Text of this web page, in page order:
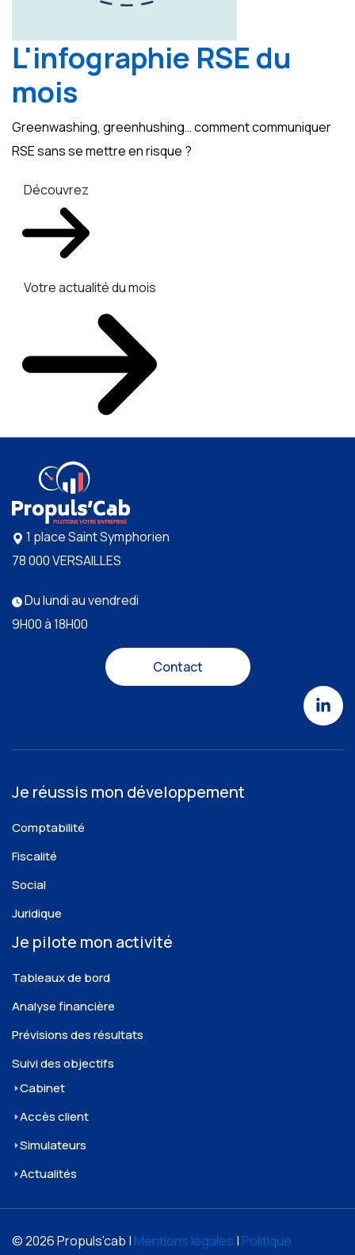
L'infographie RSE du
mois
Greenwashing, greenhushing… comment communiquer
RSE sans se mettre en risque ?
Découvrez
Votre actualité du mois
1 place Saint Symphorien
78 000 VERSAILLES
Du lundi au vendredi
9H00 à 18H00
Contact
Je réussis mon développement
Comptabilité
Fiscalité
Social
Juridique
Je pilote mon activité
Tableaux de bord
Analyse financière
Prévisions des résultats
Suivi des objectifs
Cabinet
Accès client
Simulateurs
Actualités
© 2026 Propuls'cab | Mentions légales | Politique